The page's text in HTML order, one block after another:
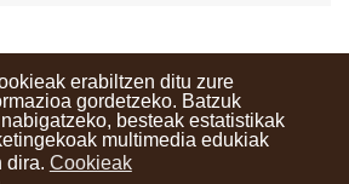
erabiltzen ditu zure
gordetzeko. Batzuk
besteak estatistikak
multimedia edukiak
dira. Cookieak
baldintzak Lege oharra
Berriak
Zure iritzia